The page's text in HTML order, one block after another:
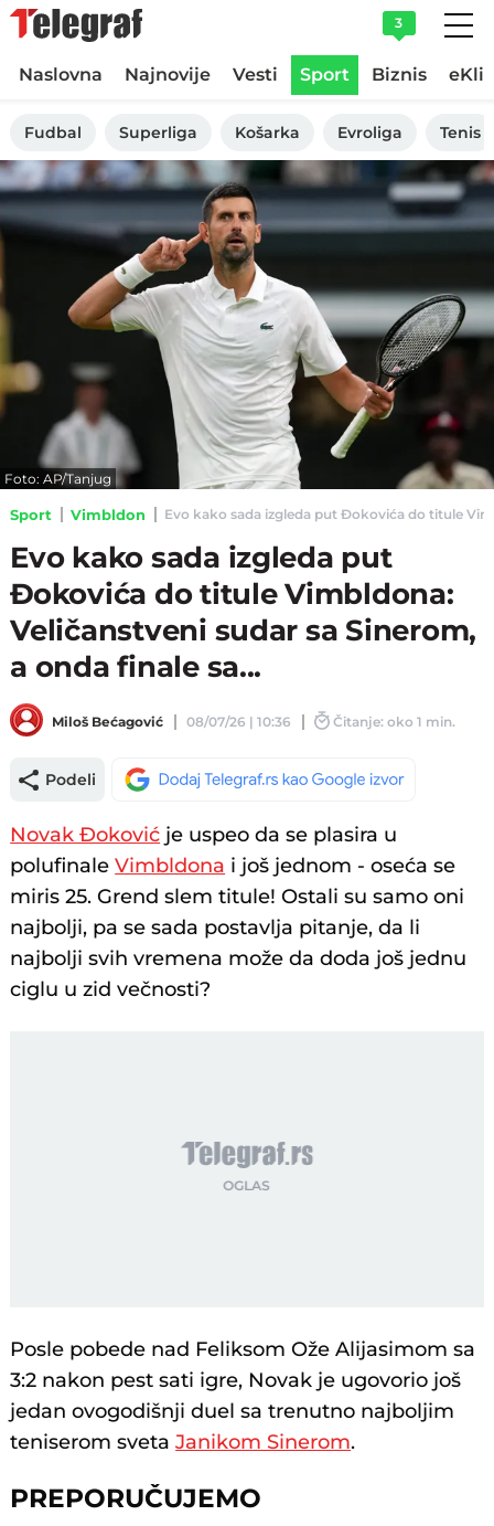
3
Naslovna Najnovije Vesti Sport Biznis
Fudbal Superliga Košarka Evroliga Tenis
Foto: AP/Tanjug
Sport Vimbldon Evo kako sada izgleda put Đokovića do titule
Evo kako sada izgleda put
Đokovića do titule Vimbldona:
Veličanstveni sudar sa Sinerom,
a onda finale sa...
Miloš Bećagović 08/07/26 | 10:36 Čitanje: oko 1 min.
Podeli
Novak Đoković je uspeo da se plasira u
polufinaleVimbldona i još jednom - oseća se
miris 25. Grend slem titule! Ostali su samo oni
najbolji, pa se sada postavlja pitanje, da li
najbolji svih vremena može da doda još jednu
ciglu u zid večnosti?
Posle pobede nad Feliksom Ože Alijasimom sa
3:2 nakon pest sati igre, Novak je ugovorio još
jedan ovogodišnji duel sa trenutno najboljim
teniserom svetaJanikom Sinerom.
PREPORUČUJEMO